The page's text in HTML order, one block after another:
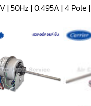
| 50Hz | 0.495A | 4 Pole